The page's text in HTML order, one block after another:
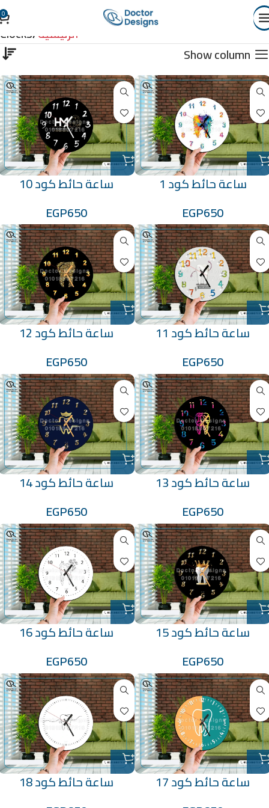
0
Clocks الرئيسية Clocks
Show column
ساعة حائط كود 1
EGP650
ساعة حائط كود 10
EGP650
ساعة حائط كود 11
EGP650
ساعة حائط كود 12
EGP650
ساعة حائط كود 13
EGP650
ساعة حائط كود 14
EGP650
ساعة حائط كود 15
EGP650
ساعة حائط كود 16
EGP650
ساعة حائط كود 17
ساعة حائط كود 18